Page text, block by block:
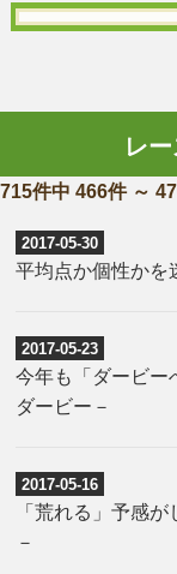
レ
715件中 466件 ～
2017-05-30
平均点か個性かを
2017-05-23
今年も「ダービー
ダービー－
2017-05-16
「荒れる」予感
－